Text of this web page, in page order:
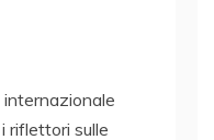
riflettori sulle